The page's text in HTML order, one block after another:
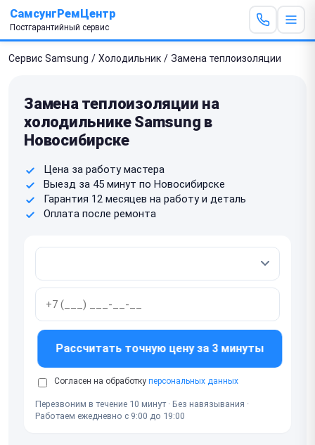
СамсунгРемЦентр
Постгарантийный сервис
Сервис Samsung / Холодильник / Замена теплоизоляции
Замена теплоизоляции на
холодильнике Samsung в
Новосибирске
Цена за работу мастера
Выезд за 45 минут по Новосибирске
Гарантия 12 месяцев на работу и деталь
Оплата после ремонта
Рассчитать точную цену за 3 минуты
Согласен на обработку персональных данных
Перезвоним в течение 10 минут · Без навязывания ·
Работаем ежедневно с 9:00 до 19:00